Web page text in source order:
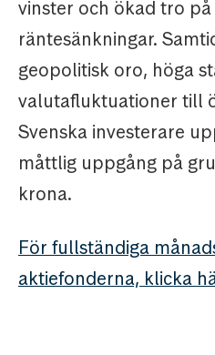
vinster och ökad tro
räntesänkningar.
geopolitisk oro, höga
valutafluktuationer till
Svenska investerare
måttlig uppgång på
krona.
För fullständiga
aktiefonderna, klicka